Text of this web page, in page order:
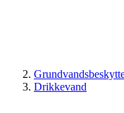
Drikkevand